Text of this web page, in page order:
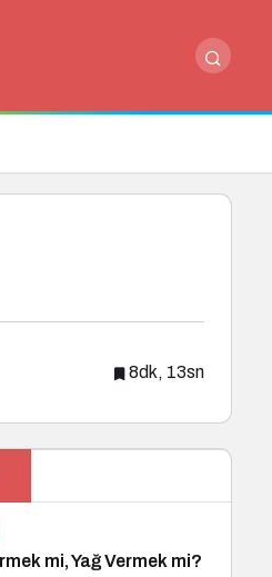
8dk, 13sn
mi, Yağ Vermek mi?